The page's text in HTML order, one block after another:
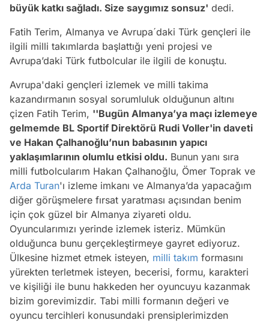
büyük katkı sağladı. Size saygımız sonsuz' dedi.
Fatih Terim, Almanya ve Avrupa´daki Türk gençleri ile
ilgili milli takımlarda başlattığı yeni projesi ve
Avrupa’daki Türk futbolcular ile ilgili de konuştu.
Avrupa'daki gençleri izlemek ve milli takima
kazandırmanın sosyal sorumluluk olduğunun altını
çizen Fatih Terim, ''Bugün Almanya’ya maçı izlemeye
gelmemde BL Sportif Direktörü Rudi Voller'in daveti
ve Hakan Çalhanoğlu’nun babasının yapıcı
yaklaşımlarının olumlu etkisi oldu. Bunun yanı sıra
milli futbolcularım Hakan Çalhanoğlu, Ömer Toprak ve
Arda Turan'ı izleme imkanı ve Almanya’da yapacağım
diğer görüşmelere fırsat yaratması açısından benim
için çok güzel bir Almanya ziyareti oldu.
Oyuncularımızı yerinde izlemek isteriz. Mümkün
olduğunca bunu gerçekleştirmeye gayret ediyoruz.
Ülkesine hizmet etmek isteyen, milli takım formasını
yürekten terletmek isteyen, becerisi, formu, karakteri
ve kişiliği ile bunu hakkeden her oyuncuyu kazanmak
bizim gorevimizdir. Tabi milli formanın değeri ve
oyuncu tercihleri konusundaki prensiplerimizden